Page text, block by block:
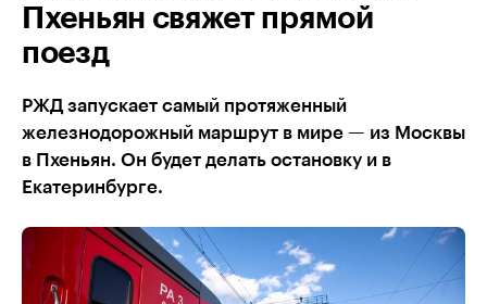
Пхеньян свяжет прямой
поезд
РЖД запускает самый протяженный
железнодорожный маршрут в мире — из Москвы
в Пхеньян. Он будет делать остановку и в
Екатеринбурге.